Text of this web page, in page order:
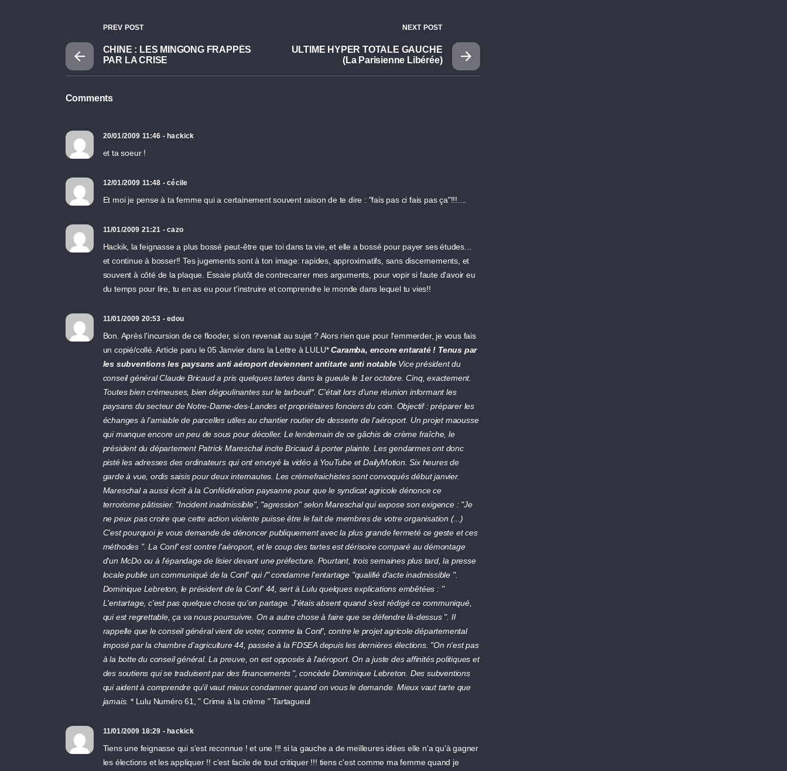
PREV POST
CHINE : LES MINGONG FRAPPÉS
PAR LA CRISE
NEXT POST
ULTIME HYPER TOTALE GAUCHE
(La Parisienne Libérée)
Comments
20/01/2009 11:46 - hackick
et ta soeur !
12/01/2009 11:48 - cécile
Et moi je pense à ta femme qui a certainement souvent raison de te dire : "fais pas ci fais pas ça"!!!....
11/01/2009 21:21 - cazo
Hackik, la feignasse a plus bossé peut-être que toi dans ta vie, et elle a bossé pour payer ses études...
et continue à bosser!! Tes jugements sont à ton image: rapides, approximatifs, sans discernements, et
souvent à côté de la plaque. Essaie plutôt de contrecarrer mes arguments, pour vopir si faute d'avoir eu
du temps pour lire, tu en as eu pour t'instruire et comprendre le monde dans lequel tu vies!!
11/01/2009 20:53 - edou
Bon. Après l'incursion de ce flooder, si on revenait au sujet ? Alors rien que pour l'emmerder, je vous fais
un copié/collé. Article paru le 05 Janvier dans la Lettre à LULU*Caramba, encore entaraté ! Tenus par
les subventions les paysans anti aéroport deviennent antitarte anti notableVice président du
conseil général Claude Bricaud a pris quelques tartes dans la gueule le 1er octobre. Cinq, exactement.
Toutes bien crémeuses, bien dégoulinantes sur le tarbouif*. C'était lors d'une réunion informant les
paysans du secteur de Notre-Dame-des-Landes et propriétaires fonciers du coin. Objectif : préparer les
échanges à l'amiable de parcelles utiles au chantier routier de desserte de l'aéroport. Un projet maousse
qui manque encore un peu de sous pour décoller. Le lendemain de ce gâchis de crème fraîche, le
président du département Patrick Mareschal incite Bricaud à porter plainte. Les gendarmes ont donc
pisté les adresses des ordinateurs qui ont envoyé la vidéo à YouTube et DailyMotion. Six heures de
garde à vue, ordis saisis pour deux internautes. Les crèmefraichistes sont convoqués début janvier.
Mareschal a aussi écrit à la Confédération paysanne pour que le syndicat agricole dénonce ce
terrorisme pâtissier. "Incident inadmissible", "agression" selon Mareschal qui expose son exigence : "Je
ne peux pas croire que cette action violente puisse être le fait de membres de votre organisation (...)
C'est pourquoi je vous demande de dénoncer publiquement avec la plus grande fermeté ce geste et ces
méthodes ". La Conf' est contre l'aéroport, et le coup des tartes est dérisoire comparé au démontage
d'un McDo ou à l'épandage de lisier devant une préfecture. Pourtant, trois semaines plus tard, la presse
locale publie un communiqué de la Conf' qui /" condamne l'entartage "qualifié d'acte inadmissible ".
Dominique Lebreton, le président de la Conf' 44, sert à Lulu quelques explications embêtées : "
L'entartage, c'est pas quelque chose qu'on partage. J'étais absent quand s'est rédigé ce communiqué,
qui est regrettable, ça va nous poursuivre. On a autre chose à faire que se défendre là-dessus ". Il
rappelle que le conseil général vient de voter, comme la Conf', contre le projet agricole départemental
imposé par la chambre d'agriculture 44, passée à la FDSEA depuis les dernières élections. "On n'est pas
à la botte du conseil général. La preuve, on est opposés à l'aéroport. On a juste des affinités politiques et
des soutiens qui se traduisent par des financements ", concède Dominique Lebreton. Des subventions
qui aident à comprendre qu'il vaut mieux condamner quand on vous le demande. Mieux vaut tarte que
jamais. * Lulu Numéro 61, " Crime à la crème " Tartagueul
11/01/2009 18:29 - hackick
Tiens une feignasse qui s'est reconnue ! et une !!! si la gauche a de meilleures idées elle n'a qu'à gagner
les élections et les appliquer !! c'est facile de tout critiquer !!! tiens c'est comme ma femme quand je